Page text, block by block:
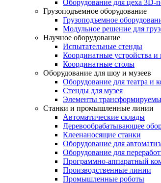
Оборудование для цеха 3D-
Грузоподъемное оборудование
Грузоподъемное
Модульное решение для
Научное оборудование
Испытательные стенды
Координатные устройства
Координатные столы
Оборудование для шоу и музеев
Оборудование для театра и
Стенды для музея
Элементы
Станки и промышленные линии
Автоматические склады
Деревообрабатывающее
Клеенаносящие станки
Оборудование для
Оборудование для
Программно-аппаратный
Производственные линии
Промышленные роботы